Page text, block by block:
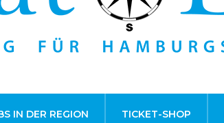
IN DER REGION TICKET-SHOP